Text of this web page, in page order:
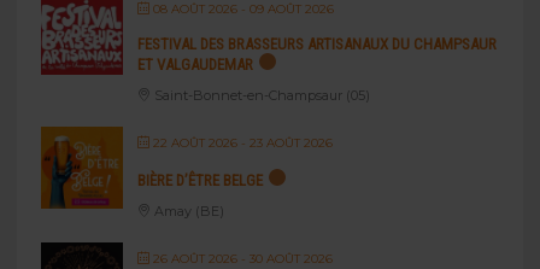
08 AOÛT 2026- 09 AOÛT 2026
FESTIVAL DES BRASSEURS ARTISANAUX DU CHAMPSAUR
ET VALGAUDEMAR
Saint-Bonnet-en-Champsaur (05)
22 AOÛT 2026- 23 AOÛT 2026
BIÈRE D’ÊTRE BELGE
Amay (BE)
26 AOÛT 2026- 30 AOÛT 2026